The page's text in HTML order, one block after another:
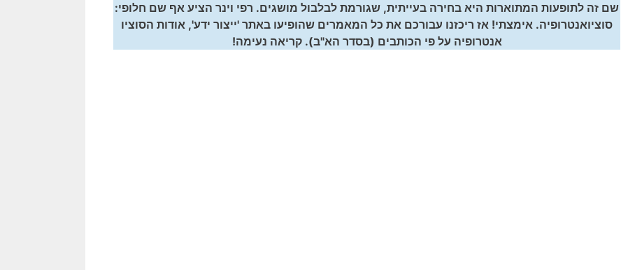
שם זה לתופעות המתוארות היא בחירה בעייתית, שגורמת לבלבול מושגים. רפי וינר הציע אף שם חלופי:
סוציואנטרופיה. אימצתי! אז ריכזנו עבורכם את כל המאמרים שהופיעו באתר 'ייצור ידע', אודות הסוציו
אנטרופיה על פי הכותבים (בסדר הא"ב). קריאה נעימה!